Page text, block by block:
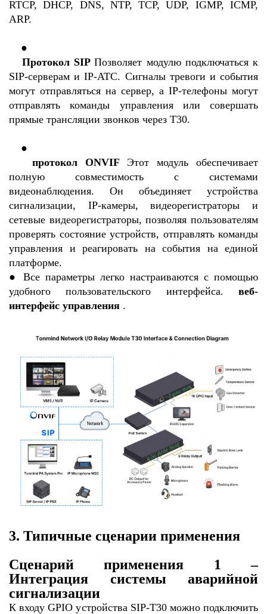
RTCP, DHCP, DNS, NTP, TCP, UDP, IGMP, ICMP,
ARP.
Протокол SIPПозволяет модулю подключаться к
SIP-серверам и IP-АТС. Сигналы тревоги и события
могут отправляться на сервер, а IP-телефоны могут
отправлять команды управления или совершать
прямые трансляции звонков через T30.
протокол ONVIF Этот модуль обеспечивает
полную совместимость с системами
видеонаблюдения. Он объединяет устройства
сигнализации, IP-камеры, видеорегистраторы и
сетевые видеорегистраторы, позволяя пользователям
проверять состояние устройств, отправлять команды
управления и реагировать на события на единой
платформе.
● Все параметры легко настраиваются с помощью
удобного пользовательского интерфейса. веб-
интерфейс управления .
3. Типичные сценарии применения
Сценарий применения 1 –
Интеграция системы аварийной
сигнализации
К входу GPIO устройства SIP-T30 можно подключить